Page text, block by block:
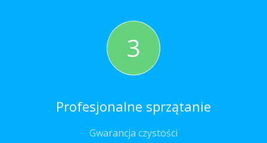
3
Profesjonalne sprzątanie
Gwarancja czystości